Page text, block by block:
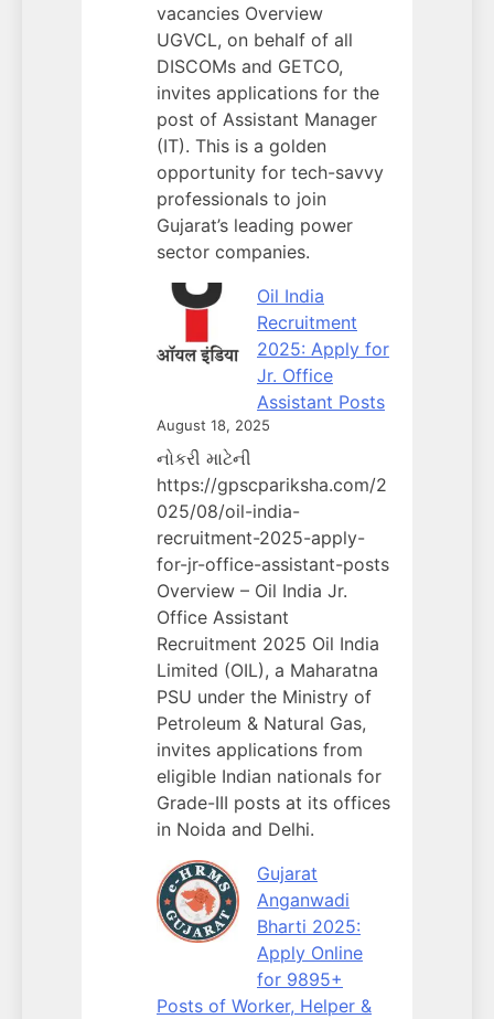
vacancies Overview
UGVCL, on behalf of all
DISCOMs and GETCO,
invites applications for the
post of Assistant Manager
(IT). This is a golden
opportunity for tech-savvy
professionals to join
Gujarat’s leading power
sector companies.
Oil India
Recruitment
2025: Apply for
Jr. Office
Assistant Posts
August 18, 2025
નોકરી માટેની
https://gpscpariksha.com/2
025/08/oil-india-
recruitment-2025-apply-
for-jr-office-assistant-posts
Overview – Oil India Jr.
Office Assistant
Recruitment 2025 Oil India
Limited (OIL), a Maharatna
PSU under the Ministry of
Petroleum & Natural Gas,
invites applications from
eligible Indian nationals for
Grade-III posts at its offices
in Noida and Delhi.
Gujarat
Anganwadi
Bharti 2025:
Apply Online
for 9895+
Posts of Worker, Helper &